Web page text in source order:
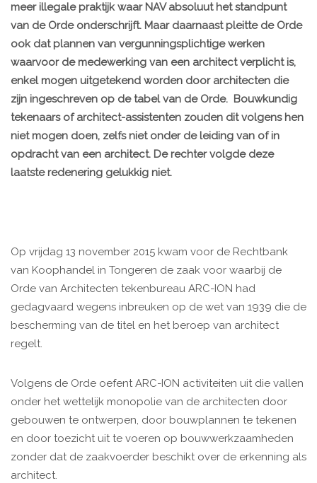
meer illegale praktijk waar NAV absoluut het standpunt
van de Orde onderschrijft. Maar daarnaast pleitte de Orde
ook dat plannen van vergunningsplichtige werken
waarvoor de medewerking van een architect verplicht is,
enkel mogen uitgetekend worden door architecten die
zijn ingeschreven op de tabel van de Orde. Bouwkundig
tekenaars of architect-assistenten zouden dit volgens hen
niet mogen doen, zelfs niet onder de leiding van of in
opdracht van een architect. De rechter volgde deze
laatste redenering gelukkig niet.
Op vrijdag 13 november 2015 kwam voor de Rechtbank
van Koophandel in Tongeren de zaak voor waarbij de
Orde van Architecten tekenbureau ARC-ION had
gedagvaard wegens inbreuken op de wet van 1939 die de
bescherming van de titel en het beroep van architect
regelt.
Volgens de Orde oefent ARC-ION activiteiten uit die vallen
onder het wettelijk monopolie van de architecten door
gebouwen te ontwerpen, door bouwplannen te tekenen
en door toezicht uit te voeren op bouwwerkzaamheden
zonder dat de zaakvoerder beschikt over de erkenning als
architect.